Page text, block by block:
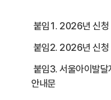
붙임1. 2026년 신청
붙임2. 2026년 신청
붙임3. 서울아이발달
안내문